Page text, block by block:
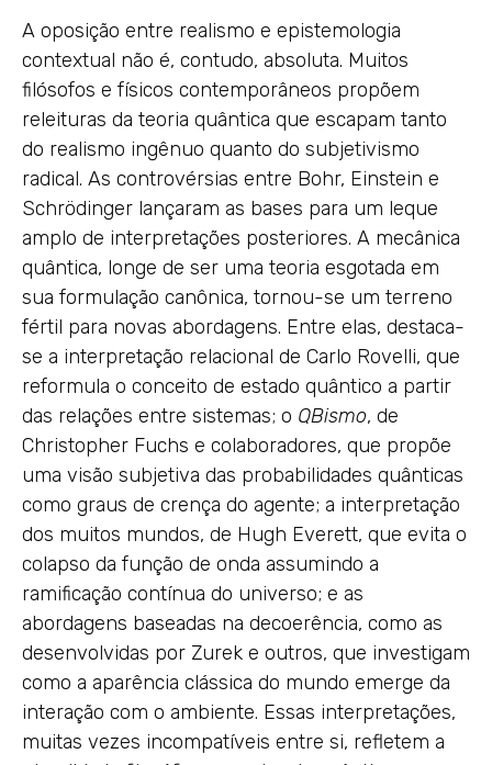
A oposição entre realismo e epistemologia
contextual não é, contudo, absoluta. Muitos
filósofos e físicos contemporâneos propõem
releituras da teoria quântica que escapam tanto
do realismo ingênuo quanto do subjetivismo
radical. As controvérsias entre Bohr, Einstein e
Schrödinger lançaram as bases para um leque
amplo de interpretações posteriores. A mecânica
quântica, longe de ser uma teoria esgotada em
sua formulação canônica, tornou-se um terreno
fértil para novas abordagens. Entre elas, destaca-
se a interpretação relacional de Carlo Rovelli, que
reformula o conceito de estado quântico a partir
das relações entre sistemas; o QBismo, de
Christopher Fuchs e colaboradores, que propõe
uma visão subjetiva das probabilidades quânticas
como graus de crença do agente; a interpretação
dos muitos mundos, de Hugh Everett, que evita o
colapso da função de onda assumindo a
ramificação contínua do universo; e as
abordagens baseadas na decoerência, como as
desenvolvidas por Zurek e outros, que investigam
como a aparência clássica do mundo emerge da
interação com o ambiente. Essas interpretações,
muitas vezes incompatíveis entre si, refletem a